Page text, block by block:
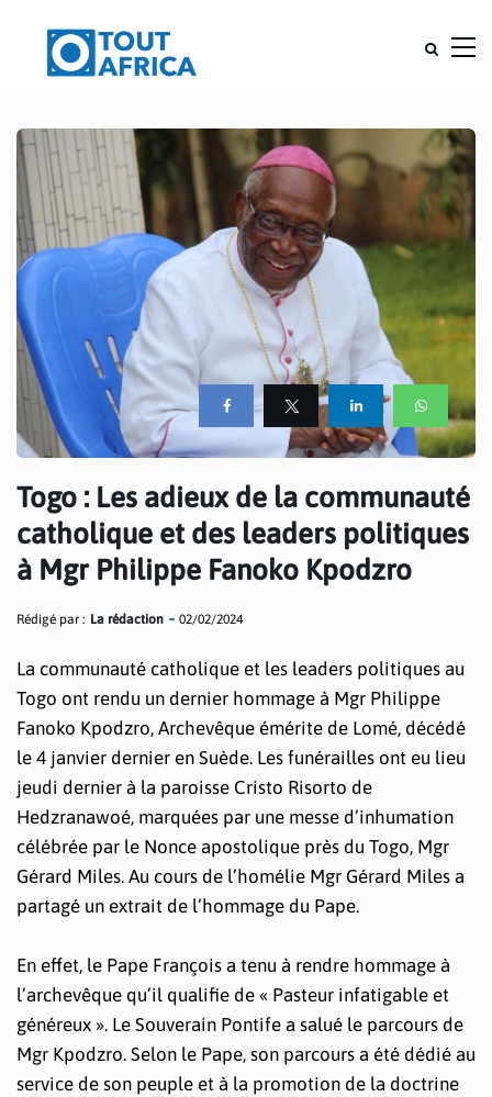
Togo : Les adieux de la communauté
catholique et des leaders politiques
à Mgr Philippe Fanoko Kpodzro
Rédigé par : La rédaction 02/02/2024
La communauté catholique et les leaders politiques au
Togo ont rendu un dernier hommage à Mgr Philippe
Fanoko Kpodzro, Archevêque émérite de Lomé, décédé
le 4 janvier dernier en Suède. Les funérailles ont eu lieu
jeudi dernier à la paroisse Cristo Risorto de
Hedzranawoé, marquées par une messe d’inhumation
célébrée par le Nonce apostolique près du Togo, Mgr
Gérard Miles. Au cours de l’homélie Mgr Gérard Miles a
partagé un extrait de l’hommage du Pape.
En effet, le Pape François a tenu à rendre hommage à
l’archevêque qu’il qualifie de « Pasteur infatigable et
généreux ». Le Souverain Pontife a salué le parcours de
Mgr Kpodzro. Selon le Pape, son parcours a été dédié au
service de son peuple et à la promotion de la doctrine